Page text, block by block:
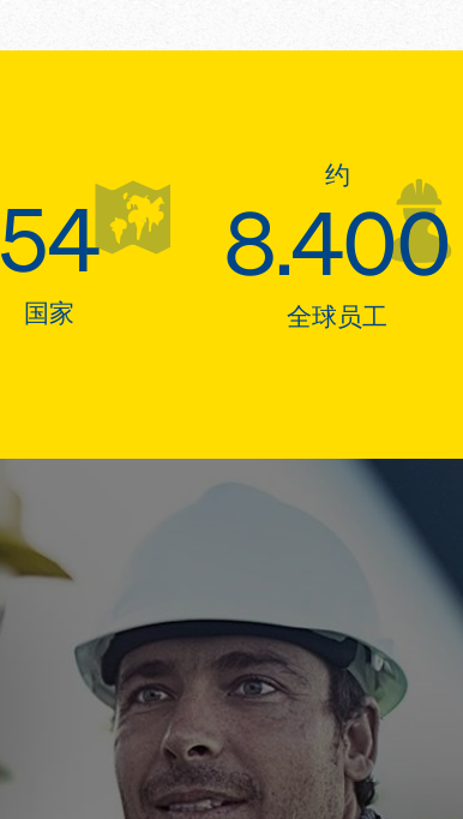
54
国家
约
8.400
全球员工